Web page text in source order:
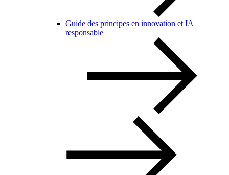
Guide des principes en innovation et IA
responsable